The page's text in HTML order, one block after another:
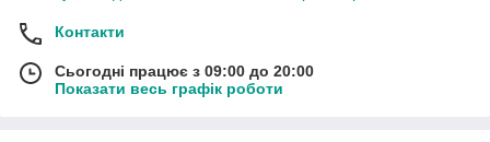
Контакти
Сьогодні працює з 09:00 до 20:00
Показати весь графік роботи